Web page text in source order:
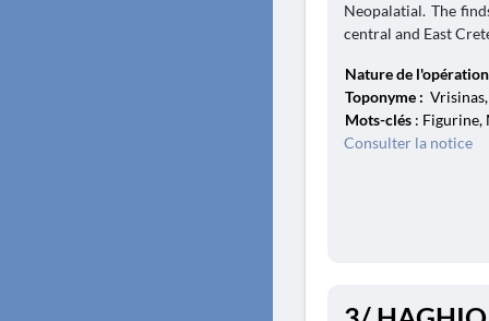
Neopalatial. The
central and East
Nature de
Toponyme :
Mots-clés : Figurine,
Consulter la notice